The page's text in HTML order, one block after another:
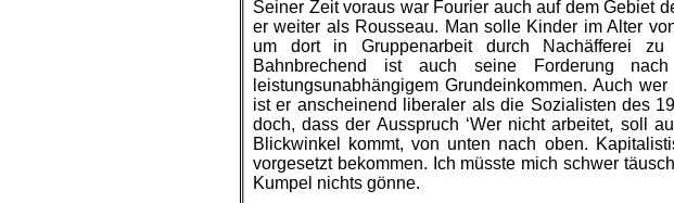
Seiner Zeit voraus war Fourier auch auf dem Gebiet
er weiter als Rousseau. Man solle Kinder im Alter
um dort in Gruppenarbeit durch Nachäfferei
Bahnbrechend ist auch seine Forderung
leistungsunabhängigem Grundeinkommen. Auch
ist er anscheinend liberaler als die Sozialisten des
doch, dass der Ausspruch ‘Wer nicht arbeitet, soll
Blickwinkel kommt, von unten nach oben.
vorgesetzt bekommen. Ich müsste mich schwer
Kumpel nichts gönne.